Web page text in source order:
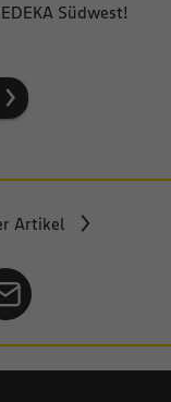
Südwest!
Artikel